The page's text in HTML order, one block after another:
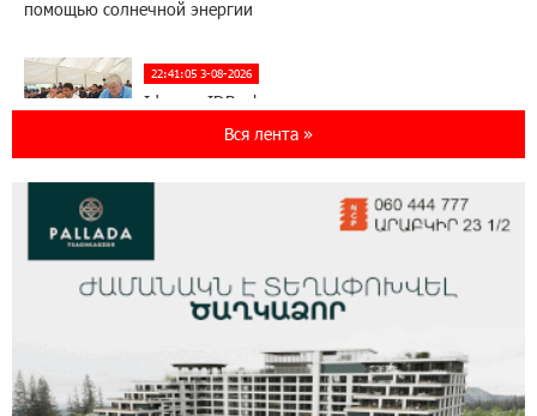
помощью солнечной энергии
22:41:05 3-08-2026
Idram и IDBank - рядом со стартапами на
Seaside Startup Summit
В мобильном приложении Юнибанка теперь
imID
«Бесплатные бонусы в играх»: IDBank
предупреждает о кибератаках на школьников
Вся лента »